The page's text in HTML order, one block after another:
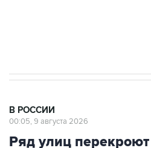
В РОССИИ
00:05, 9 августа 2026
Ряд улиц перекроют